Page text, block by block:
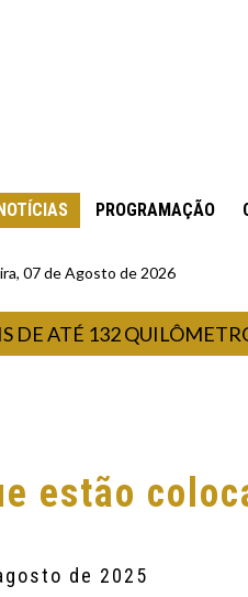
PROGRAMAÇÃO
07 de Agosto de 2026
132 QUILÔMETROS
estão
de 2025